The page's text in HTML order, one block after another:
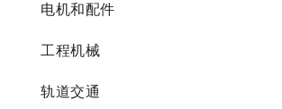
电机和配件
工程机械
轨道交通